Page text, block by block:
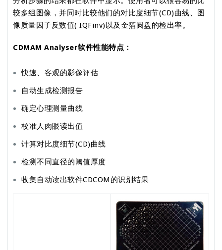
较多组图像，并同时比较他们的对比度细节(CD)曲线、图
像质量因子反数值( IQFinv)以及金箔圆盘的检出率。
CDMAM Analyser软件性能特点：
快速、客观的影像评估
自动生成检测报告
确定心理测量曲线
校准人肉眼读出值
计算对比度细节(CD)曲线
检测不同直径的阈值厚度
收集自动读出软件CDCOM的识别结果